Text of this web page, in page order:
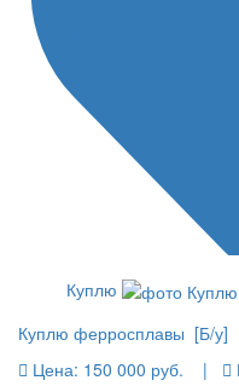
Куплю
Куплю ферросплавы [Б/у]
Цена: 150 000 руб. |